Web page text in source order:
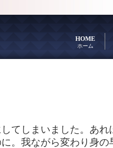
HOME
ホーム
てしまいました。あれ
。我ながら変わり身